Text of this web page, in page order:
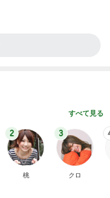
すべて見る
2
桃
3
クロ